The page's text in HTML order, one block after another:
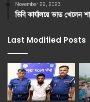
November 29, 2023
ডিবি কার্যালয়ে ভাত খেলেন
Last Modified Posts